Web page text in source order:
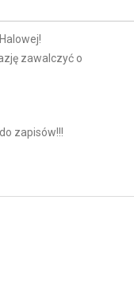
zawalczyć o
zapisów!!!